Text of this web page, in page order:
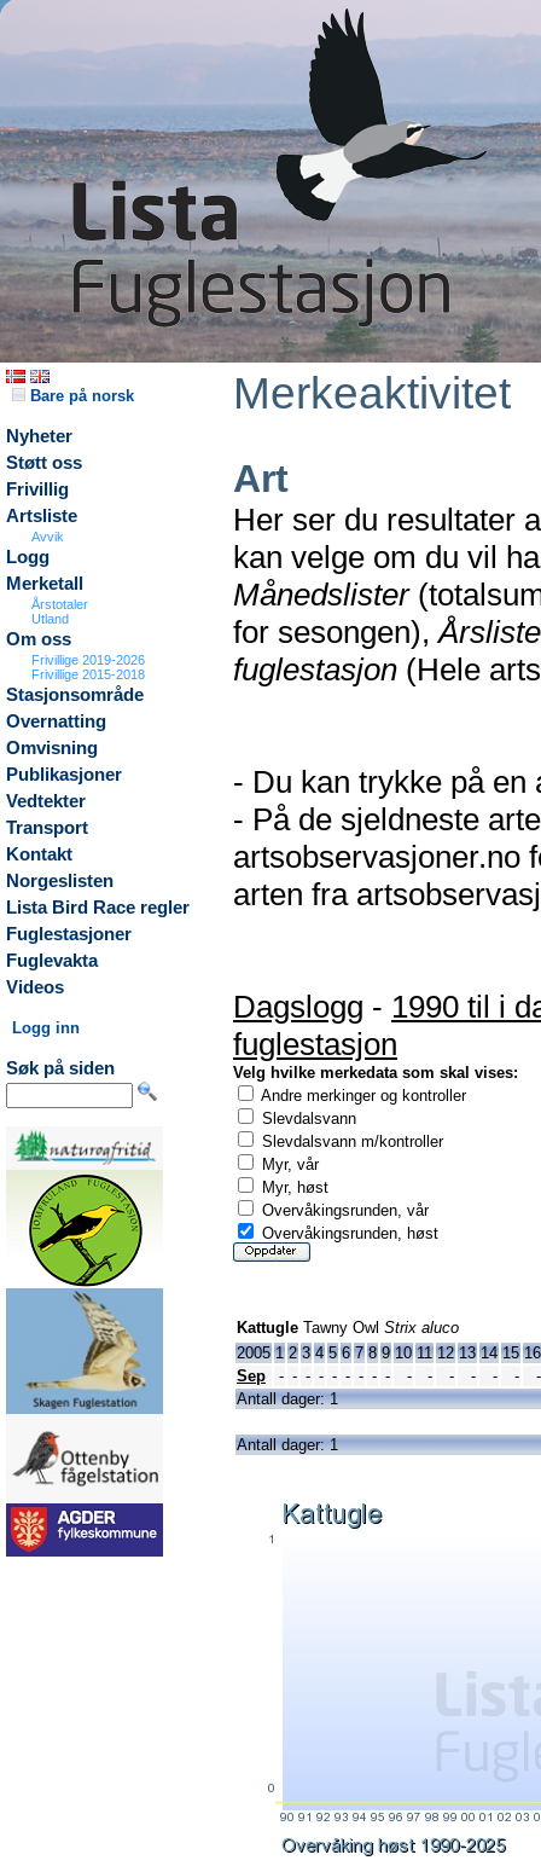
Bare på norsk
Nyheter
Støtt oss
Frivillig
Artsliste
Avvik
Logg
Merketall
Årstotaler
Utland
Om oss
Frivillige 2019-2026
Frivillige 2015-2018
Stasjonsområde
Overnatting
Omvisning
Publikasjoner
Vedtekter
Transport
Kontakt
Norgeslisten
Lista Bird Race regler
Fuglestasjoner
Fuglevakta
Videos
Logg inn
Søk på siden
Merkeaktivitet
Art
Her ser du resultater
kan velge om du vil
Månedslister
for sesongen),
fuglestasjon (Hele
- Du kan trykke på en
- På de sjeldneste
artsobservasjoner.no
arten fra
Dagslogg - 1990 til i
fuglestasjon
Velg hvilke merkedata som skal vises:
Andre merkinger og kontroller
Slevdalsvann
Slevdalsvann m/kontroller
Myr, vår
Myr, høst
Overvåkingsrunden, vår
Overvåkingsrunden, høst
Kattugle Tawny Owl Strix aluco
2005 1 2 3 4 5 6 7 8 9 10 11 12 13 14 15 16
Sep
- - - - - - - - - - - - - - -
-
Antall dager: 1
Antall dager: 1